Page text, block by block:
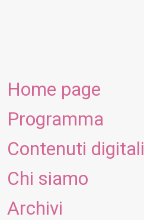
Home page
Programma
Contenuti digitali
Chi siamo
Archivi